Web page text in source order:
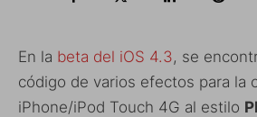
En la beta del iOS 4.3, se
código de varios efectos para la
iPhone/iPod Touch 4G al estilo